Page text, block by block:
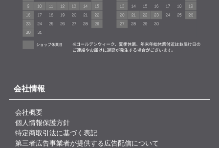
会社情報
会社概要
個人情報保護方針
特定商取引法に基づく表記
第三者広告事業者が提供する広告配信について